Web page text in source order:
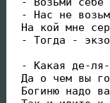
- Нас не
На кой мне
- Тогда -
- Какая де-
Да о чем вы
Богиню надо